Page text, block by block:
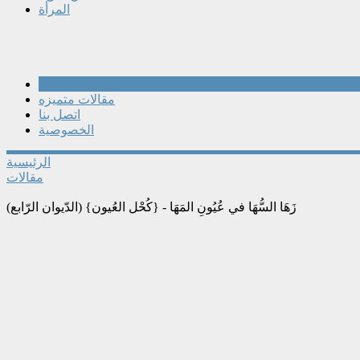
المرأة
مقالات متميزه
اتصل بنا
الخصوصية
الرئيسية
مقالات
زَهَا السُّهَا في عُيُونِ المَهَا - {كُحْل العُيون} (الدّيوان الرّابع)